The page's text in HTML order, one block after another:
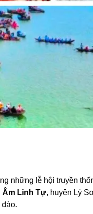
những lễ hội truyền
Âm Linh Tự, huyện Lý